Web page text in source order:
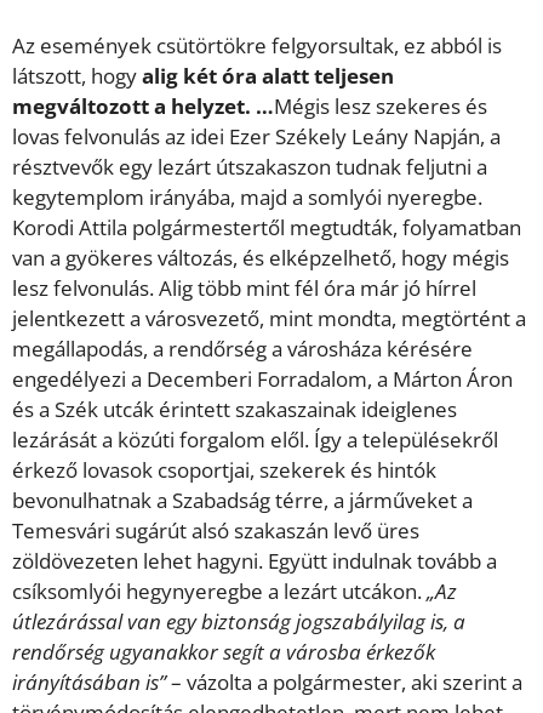
Az események csütörtökre felgyorsultak, ez abból is
látszott, hogyalig két óra alatt teljesen
megváltozott a helyzet. …Mégis lesz szekeres és
lovas felvonulás az idei Ezer Székely Leány Napján, a
résztvevők egy lezárt útszakaszon tudnak feljutni a
kegytemplom irányába, majd a somlyói nyeregbe.
Korodi Attila polgármestertől megtudták, folyamatban
van a gyökeres változás, és elképzelhető, hogy mégis
lesz felvonulás. Alig több mint fél óra már jó hírrel
jelentkezett a városvezető, mint mondta, megtörtént a
megállapodás, a rendőrség a városháza kérésére
engedélyezi a Decemberi Forradalom, a Márton Áron
és a Szék utcák érintett szakaszainak ideiglenes
lezárását a közúti forgalom elől. Így a településekről
érkező lovasok csoportjai, szekerek és hintók
bevonulhatnak a Szabadság térre, a járműveket a
Temesvári sugárút alsó szakaszán levő üres
zöldövezeten lehet hagyni. Együtt indulnak tovább a
csíksomlyói hegynyeregbe a lezárt utcákon.„Az
útlezárással van egy biztonság jogszabályilag is, a
rendőrség ugyanakkor segít a városba érkezők
irányításában is”– vázolta a polgármester, aki szerint a